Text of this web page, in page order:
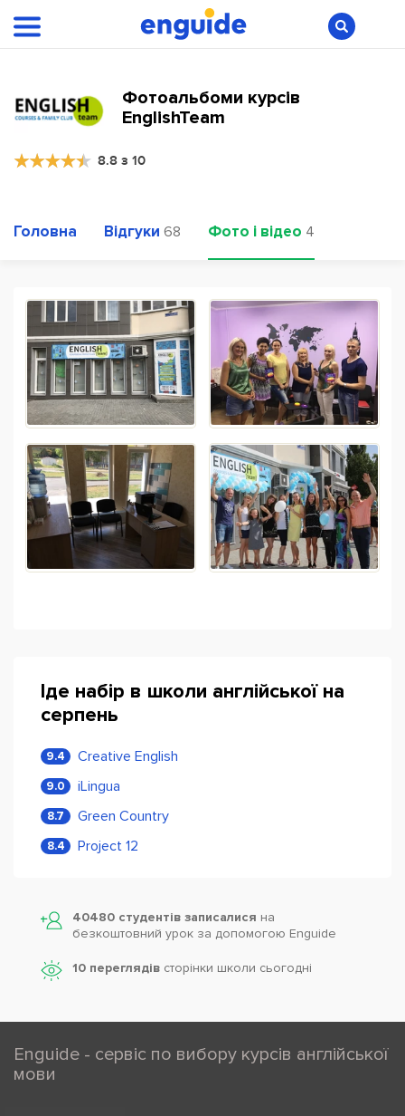
Фотоальбоми курсів
EnglishTeam
8.8 з 10
Головна Відгуки 68 Фото і відео 4
Іде набір в школи англійської на
серпень
9.4 Creative English
9.0 iLingua
8.7 Green Country
8.4 Project 12
40480 студентів записалися на
безкоштовний урок за допомогою Enguide
10 переглядів сторінки школи cьогодні
Enguide - сервіс по вибору курсів англійської
мови